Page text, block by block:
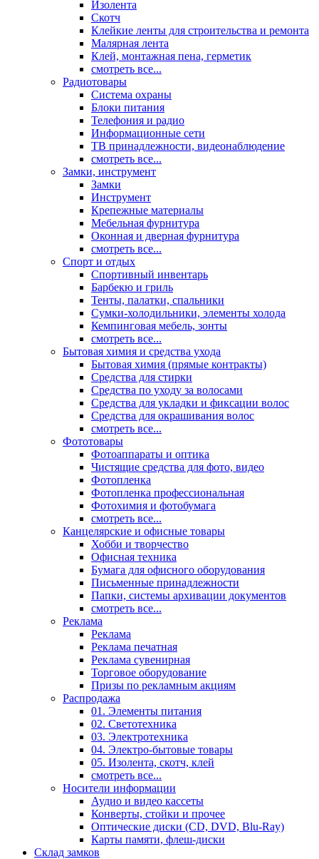
Изолента
Скотч
Клейкие ленты для строительства и ремонта
Малярная лента
Клей, монтажная пена, герметик
смотреть все...
Радиотовары
Система охраны
Блоки питания
Телефония и радио
Информационные сети
ТВ принадлежности, видеонаблюдение
смотреть все...
Замки, инструмент
Замки
Инструмент
Крепежные материалы
Мебельная фурнитура
Оконная и дверная фурнитура
смотреть все...
Спорт и отдых
Спортивный инвентарь
Барбекю и гриль
Тенты, палатки, спальники
Сумки-холодильники, элементы холода
Кемпинговая мебель, зонты
смотреть все...
Бытовая химия и средства ухода
Бытовая химия (прямые контракты)
Средства для стирки
Средства по уходу за волосами
Средства для укладки и фиксации волос
Средства для окрашивания волос
смотреть все...
Фототовары
Фотоаппараты и оптика
Чистящие средства для фото, видео
Фотопленка
Фотопленка профессиональная
Фотохимия и фотобумага
смотреть все...
Канцелярские и офисные товары
Хобби и творчество
Офисная техника
Бумага для офисного оборудования
Письменные принадлежности
Папки, системы архивации документов
смотреть все...
Реклама
Реклама
Реклама печатная
Реклама сувенирная
Торговое оборудование
Призы по рекламным акциям
Распродажа
01. Элементы питания
02. Светотехника
03. Электротехника
04. Электро-бытовые товары
05. Изолента, скотч, клей
смотреть все...
Носители информации
Аудио и видео кассеты
Конверты, стойки и прочее
Оптические диски (CD, DVD, Blu-Ray)
Карты памяти, флеш-диски
Склад замков